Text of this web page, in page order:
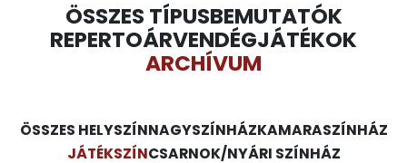
ÖSSZES TÍPUSBEMUTATÓK
REPERTOÁRVENDÉGJÁTÉKOK
ARCHÍVUM
ÖSSZES HELYSZÍNNAGYSZÍNHÁZKAMARASZÍNHÁZ
JÁTÉKSZÍNCSARNOK/NYÁRI SZÍNHÁZ